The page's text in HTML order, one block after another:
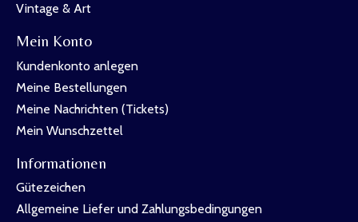
Vintage & Art
Mein Konto
Kundenkonto anlegen
Meine Bestellungen
Meine Nachrichten (Tickets)
Mein Wunschzettel
Informationen
Gütezeichen
Allgemeine Liefer und Zahlungsbedingungen